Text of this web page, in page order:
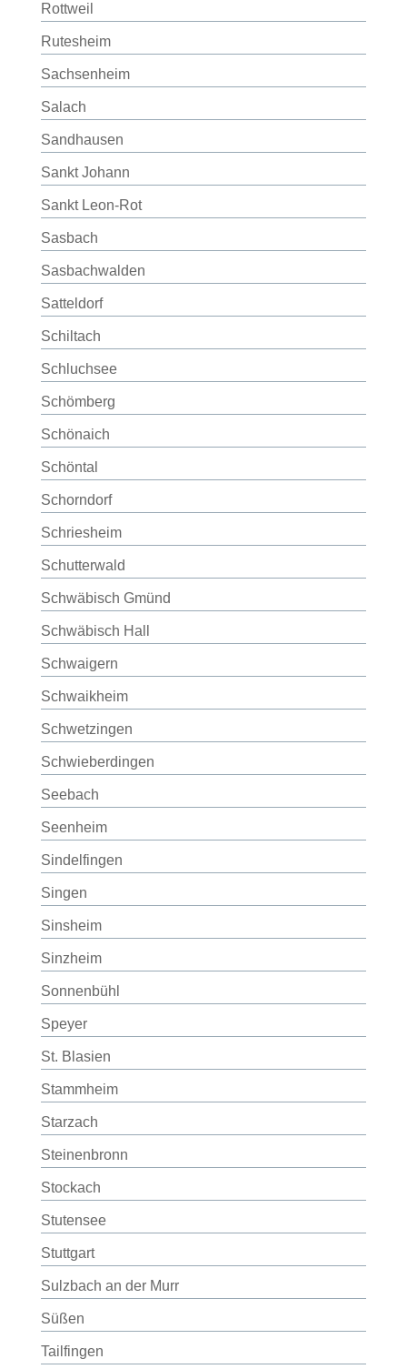
Rottweil
Rutesheim
Sachsenheim
Salach
Sandhausen
Sankt Johann
Sankt Leon-Rot
Sasbach
Sasbachwalden
Satteldorf
Schiltach
Schluchsee
Schömberg
Schönaich
Schöntal
Schorndorf
Schriesheim
Schutterwald
Schwäbisch Gmünd
Schwäbisch Hall
Schwaigern
Schwaikheim
Schwetzingen
Schwieberdingen
Seebach
Seenheim
Sindelfingen
Singen
Sinsheim
Sinzheim
Sonnenbühl
Speyer
St. Blasien
Stammheim
Starzach
Steinenbronn
Stockach
Stutensee
Stuttgart
Sulzbach an der Murr
Süßen
Tailfingen